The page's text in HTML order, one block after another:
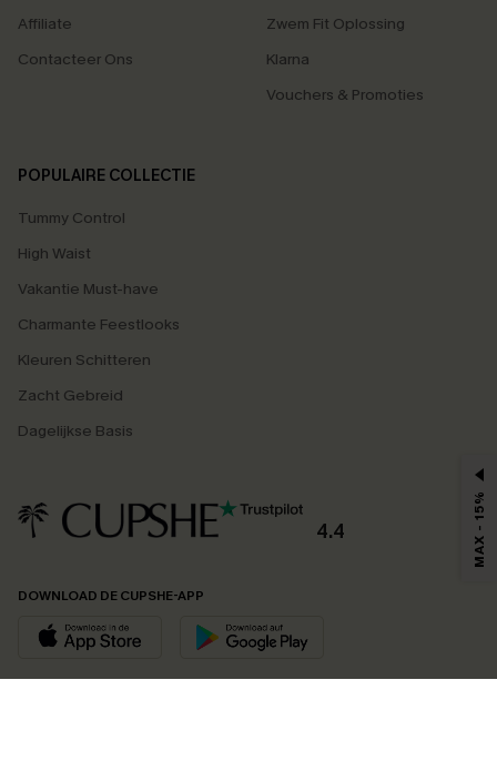
Affiliate
Contacteer Ons
Zwem Fit Oplossing
Klarna
Vouchers & Promoties
POPULAIRE COLLECTIE
Tummy Control
High Waist
Vakantie Must-have
Charmante Feestlooks
Kleuren Schitteren
Zacht Gebreid
Dagelijkse Basis
4.4
DOWNLOAD DE CUPSHE-APP
MAX - 15%